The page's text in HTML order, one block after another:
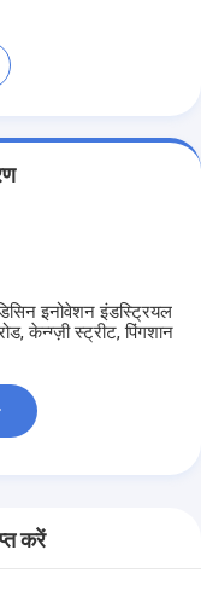
इनोवेशन इंडस्ट्रियल
केन्ग्ज़ी स्ट्रीट, पिंगशान
करें